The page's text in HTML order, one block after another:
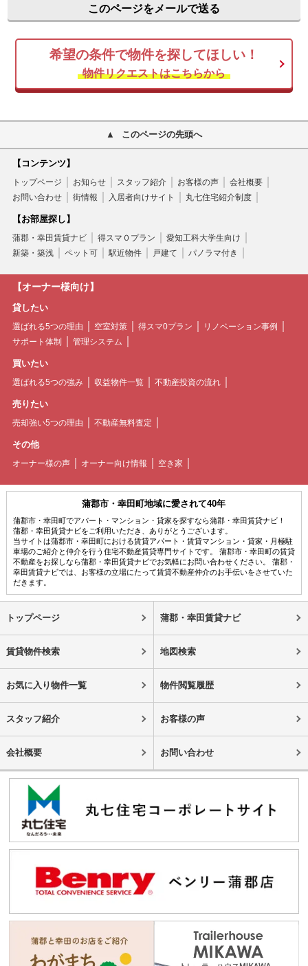
このページをメールで送る
希望の条件で物件を探してほしい！
物件リクエストはこちらから
このページの先頭へ
【コンテンツ】
トップページ お知らせ スタッフ紹介 お客様の声
会社概要
お問い合わせ
街情報 入居者向けサイト 丸七住宅紹介制度
【お部屋探し】
蒲郡・幸田賃貸ナビ 得スマ０プラン
愛知工科大学生向け
新築・築浅
ペット可 駅近物件 戸建て パノラマ付き
【オーナー様向け】
貸したい
選ばれる5つの理由 空室対策 得スマ0プラン
リノベーション事例
サポート体制
管理システム
買いたい
選ばれる5つの強み 収益物件一覧 不動産投資の流れ
売りたい
売却強い5つの理由 不動産無料査定
その他
オーナー様の声 オーナー向け情報 空き家
蒲郡市・幸田町地域に愛されて40年
蒲郡市・幸田町でアパート・マンション・貸家を探すなら蒲郡・幸田賃貸ナビ！
蒲郡・幸田賃貸ナビをご利用いただき、ありがとうございます。
当サイトは蒲郡市・幸田町における賃貸アパート・賃貸マンション・貸家・月極駐
車場のご紹介と仲介を行う住宅不動産賃貸専門サイトです。 蒲郡市・幸田町の賃貸
不動産をお探しなら蒲郡・幸田賃貸ナビでお気軽にお問い合わせください。 蒲郡・
幸田賃貸ナビでは、お客様の立場にたって賃貸不動産仲介のお手伝いをさせていた
だきます。
トップページ 蒲郡・幸田賃貸ナビ
賃貸物件検索 地図検索
お気に入り物件一覧 物件閲覧履歴
スタッフ紹介 お客様の声
会社概要 お問い合わせ